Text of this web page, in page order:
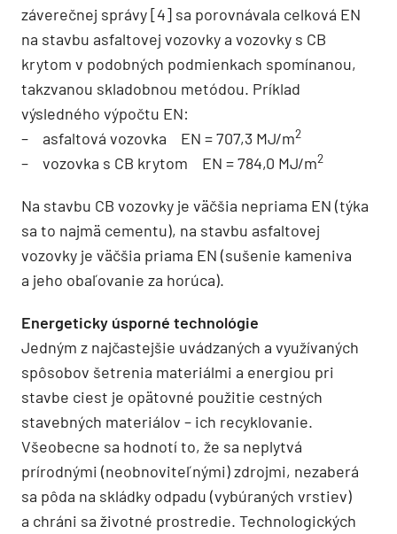
záverečnej správy [4] sa porovnávala celková EN
na stavbu asfaltovej vozovky a vozovky s CB
krytom v podobných podmienkach spomínanou,
takzvanou skladobnou metódou. Príklad
výsledného výpočtu EN:
– asfaltová vozovka EN = 707,3 MJ/m2
– vozovka s CB krytom EN = 784,0 MJ/m2
Na stavbu CB vozovky je väčšia nepriama EN (týka
sa to najmä cementu), na stavbu asfaltovej
vozovky je väčšia priama EN (sušenie kameniva
a jeho obaľovanie za horúca).
Energeticky úsporné technológie
Jedným z najčastejšie uvádzaných a využívaných
spôsobov šetrenia materiálmi a energiou pri
stavbe ciest je opätovné použitie cestných
stavebných materiálov – ich recyklovanie.
Všeobecne sa hodnotí to, že sa neplytvá
prírodnými (neobnoviteľnými) zdrojmi, nezaberá
sa pôda na skládky odpadu (vybúraných vrstiev)
a chráni sa životné prostredie. Technologických